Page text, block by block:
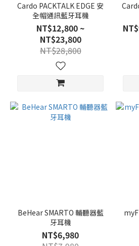
Cardo PACKTALK EDGE 安
全帽通訊藍牙耳機
NT$12,800 ~
NT$23,800
NT$28,800
BeHear SMARTO 輔聽器藍
牙耳機
NT$6,980